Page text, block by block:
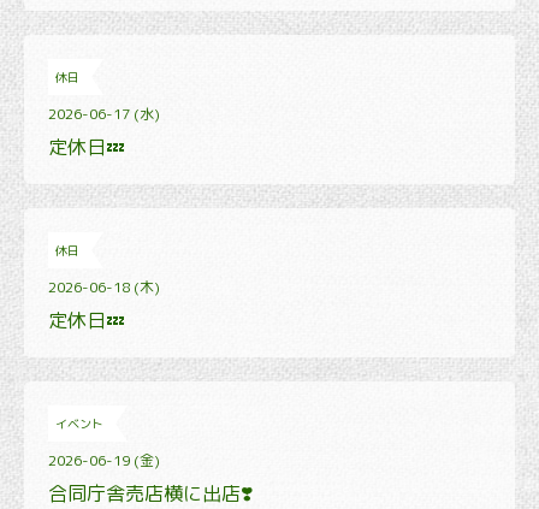
休日
2026-06-17 (水)
定休日💤
休日
2026-06-18 (木)
定休日💤
イベント
2026-06-19 (金)
合同庁舎売店横に出店❣️